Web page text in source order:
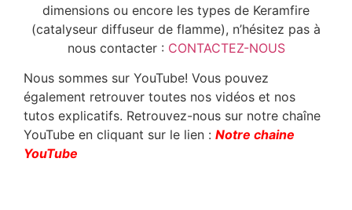
dimensions ou encore les types de Keramfire
(catalyseur diffuseur de flamme), n’hésitez pas à
nous contacter : CONTACTEZ-NOUS
Nous sommes sur YouTube! Vous pouvez
également retrouver toutes nos vidéos et nos
tutos explicatifs. Retrouvez-nous sur notre chaîne
YouTube en cliquant sur le lien : Notre chaine
YouTube